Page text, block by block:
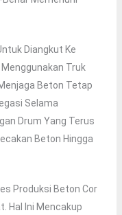
Diangkut Ke
Truk
Beton Tetap
Selama
Drum Yang Terus
Beton Hingga
Produksi Beton Cor
Hal Ini Mencakup